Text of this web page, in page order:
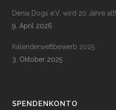
Denia Dogs e.V. wird 20 Jahre alt!
9. April 2026
Kalenderwettbewerb 2025
3. Oktober 2025
SPENDENKONTO